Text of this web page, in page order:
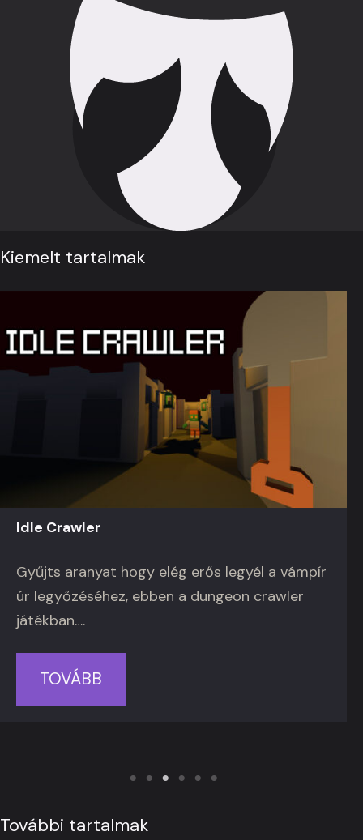
Kiemelt tartalmak
Street Art City
Ebben a játékban egy graffiti művészt
alakítasz, aki egy különleges képességgel
rendelkezik. A műalkotásaid befolyással…
TOVÁBB
További tartalmak